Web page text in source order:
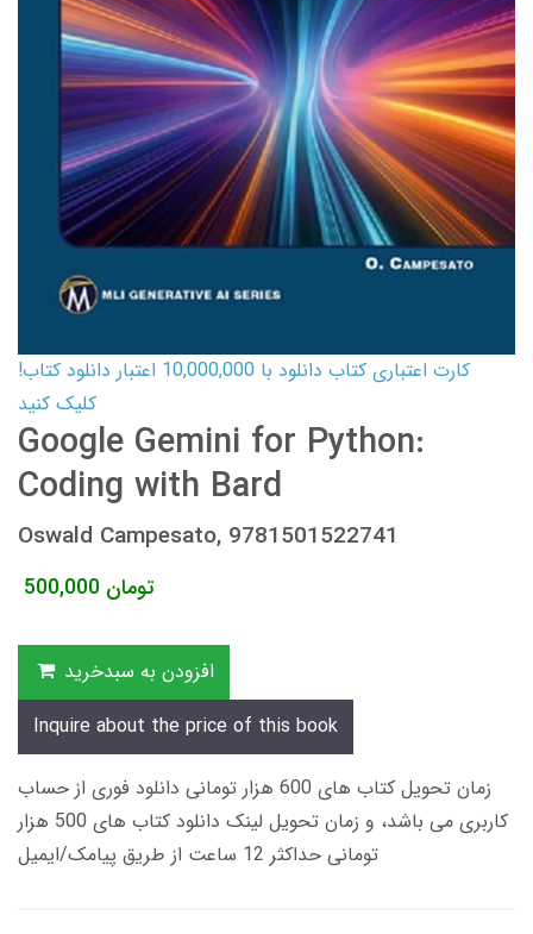
کارت اعتباری کتاب دانلود با 10,000,000 اعتبار دانلود کتاب!
کلیک کنید
Google Gemini for Python:
Coding with Bard
Oswald Campesato, 9781501522741
500,000 تومان
افزودن به سبدخرید
Inquire about the price of this book
زمان تحویل کتاب های 600 هزار تومانی دانلود فوری از حساب
کاربری می باشد، و زمان تحویل لینک دانلود کتاب های 500 هزار
تومانی حداکثر 12 ساعت از طریق پیامک/ایمیل